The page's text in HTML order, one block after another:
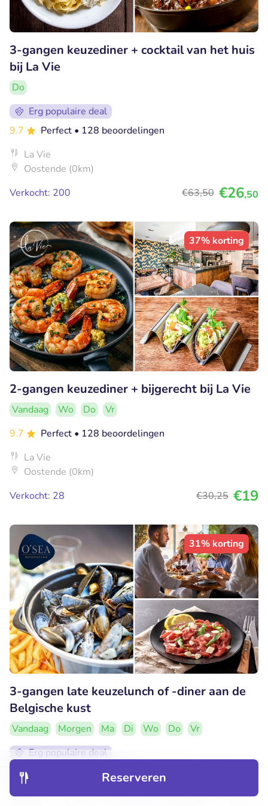
Reserveren
3-gangen keuzediner + cocktail van het huis
bij La Vie
Do
Erg populaire deal
9.7
Perfect • 128 beoordelingen
La Vie
Oostende (0km)
Verkocht: 200
€63,50 €26,50
37% korting
2-gangen keuzediner + bijgerecht bij La Vie
Vandaag Wo Do
Vr
9.7
Perfect • 128 beoordelingen
La Vie
Oostende (0km)
Verkocht: 28
€30,25 €19
31% korting
3-gangen late keuzelunch of -diner aan de
Belgische kust
Vandaag Morgen Ma Di Wo Do
Vr
Erg populaire deal
8.7
• 37 beoordelingen
Osea Restaurant